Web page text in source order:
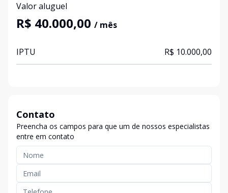
Valor aluguel
R$ 40.000,00 / mês
IPTU R$ 10.000,00
Contato
Preencha os campos para que um de nossos especialistas
entre em contato